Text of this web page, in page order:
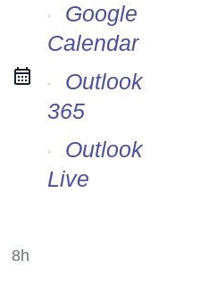
Google
Calendar
Outlook
365
Outlook
Live
8h